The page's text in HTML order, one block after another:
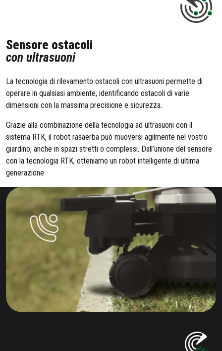
Sensore ostacoli
con ultrasuoni
La tecnologia di rilevamento ostacoli con ultrasuoni permette di
operare in qualsiasi ambiente, identificando ostacoli di varie
dimensioni con la massima precisione e sicurezza.
Grazie alla combinazione della tecnologia ad ultrasuoni con il
sistema RTK, il robot rasaerba può muoversi agilmente nel vostro
giardino, anche in spazi stretti o complessi. Dall’unione del sensore
con la tecnologia RTK, otteniamo un robot intelligente di ultima
generazione